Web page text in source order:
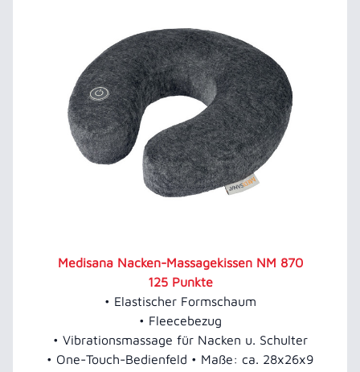
Medisana Nacken-Massagekissen NM 870
125 Punkte
• Elastischer Formschaum
• Fleecebezug
• Vibrationsmassage für Nacken u. Schulter
• One-Touch-Bedienfeld • Maße: ca. 28x26x9